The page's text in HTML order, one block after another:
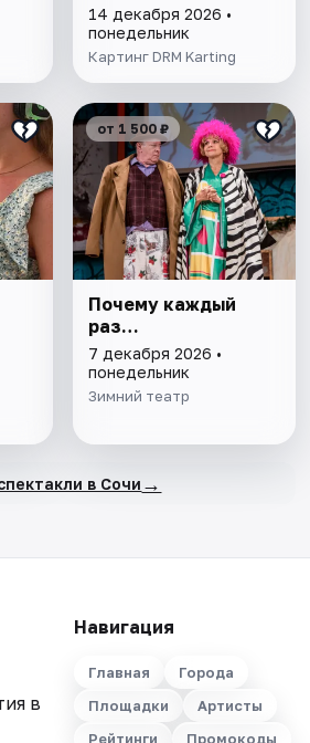
14 декабря 2026 •
понедельник
Картинг DRM Karting
от 1 500 ₽
Почему каждый
раз…
7 декабря 2026 •
понедельник
Зимний театр
в Сочи →
в
Навигация
Главная
Города
Площадки
Артисты
Рейтинги
Промокоды